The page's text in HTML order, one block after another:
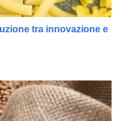
tra innovazione e